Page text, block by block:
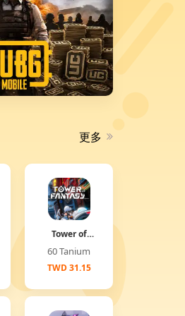
更多
Tower of
Fantasy
(Global)
60 Tanium
TWD 31.15